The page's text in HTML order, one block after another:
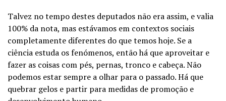
Talvez no tempo destes deputados não era assim, e valia
100% da nota, mas estávamos em contextos sociais
completamente diferentes do que temos hoje. Se a
ciência estuda os fenómenos, então há que aproveitar e
fazer as coisas com pés, pernas, tronco e cabeça. Não
podemos estar sempre a olhar para o passado. Há que
quebrar gelos e partir para medidas de promoção e